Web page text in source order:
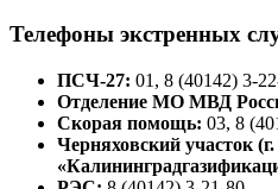
Телефоны экстренных
ПСЧ-27: 01, 8 (40142) 3-
Отделение МО МВД
Скорая помощь: 03, 8
Черняховский участок